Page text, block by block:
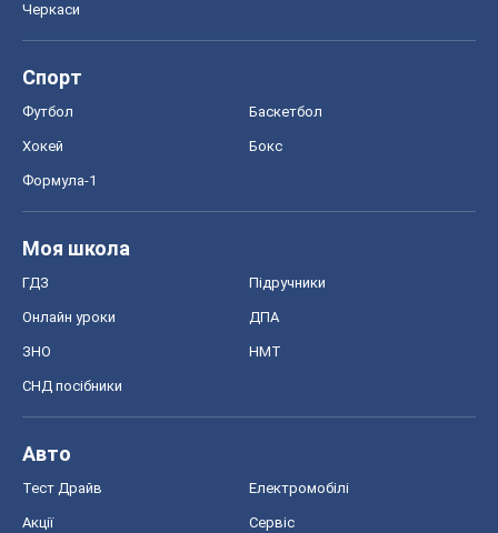
Черкаси
Спорт
Футбол Баскетбол
Хокей Бокс
Формула-1
Моя школа
ГДЗ Підручники
Онлайн уроки ДПА
ЗНО НМТ
СНД посібники
Авто
Тест Драйв Електромобілі
Акції Сервіс